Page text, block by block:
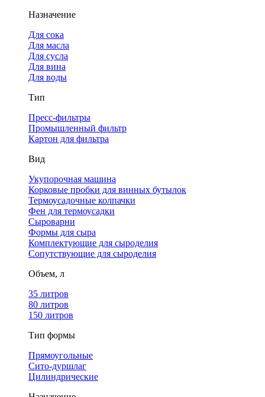
Назначение
Для сока
Для масла
Для сусла
Для вина
Для воды
Тип
Пресс-фильтры
Промышленный фильтр
Картон для фильтра
Вид
Укупорочная машина
Корковые пробки для винных бутылок
Термоусадочные колпачки
Фен для термоусадки
Сыроварни
Формы для сыра
Комплектующие для сыроделия
Сопутствующие для сыроделия
Объем, л
35 литров
80 литров
150 литров
Тип формы
Прямоугольные
Сито-дуршлаг
Цилиндрические